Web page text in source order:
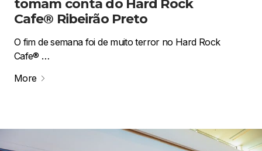
tomam conta do Hard Rock
Cafe® Ribeirão Preto
O fim de semana foi de muito terror no Hard Rock
Cafe® …
More